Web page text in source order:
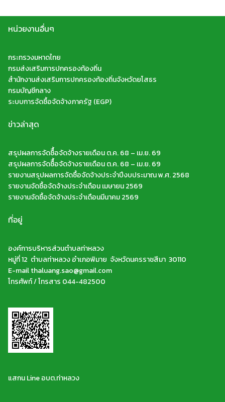
หน่วยงานอื่นๆ
กระทรวงมหาดไทย
กรมส่งเสริมการปกครองท้องถิ่น
สำนักงานส่งเสริมการปกครองท้องถิ่นจังหวัดยโสธร
กรมบัญชีกลาง
ระบบการจัดซื้อจัดจ้างภาครัฐ (EGP)
ข่าวล่าสุด
สรุปผลการจัดซืื้อจัดจ้างรายเดือน ต.ค. 68 – เม.ย. 69
สรุปผลการจัดซืื้อจัดจ้างรายเดือน ต.ค. 68 – เม.ย. 69
รายงานสรุปผลการจัดซื้อจัดจ้างประจำปีงบประมาณ พ.ศ. 2568
รายงานจัดซื้อจัดจ้างประจำเดือน เมษายน 2569
รายงานจัดซื้อจัดจ้างประจำเดือนมีนาคม 2569
ที่อยู่
องค์การบริหารส่วนตำบลท่าหลวง
หมู่ที่ 12 ตำบลท่าหลวง อำเภอพิมาย จังหวัดนครราชสีมา 30110
E-mail thaluang.sao@gmail.com
โทรศัพท์ / โทรสาร 044-482500
แสกน Line อบต.ท่าหลวง